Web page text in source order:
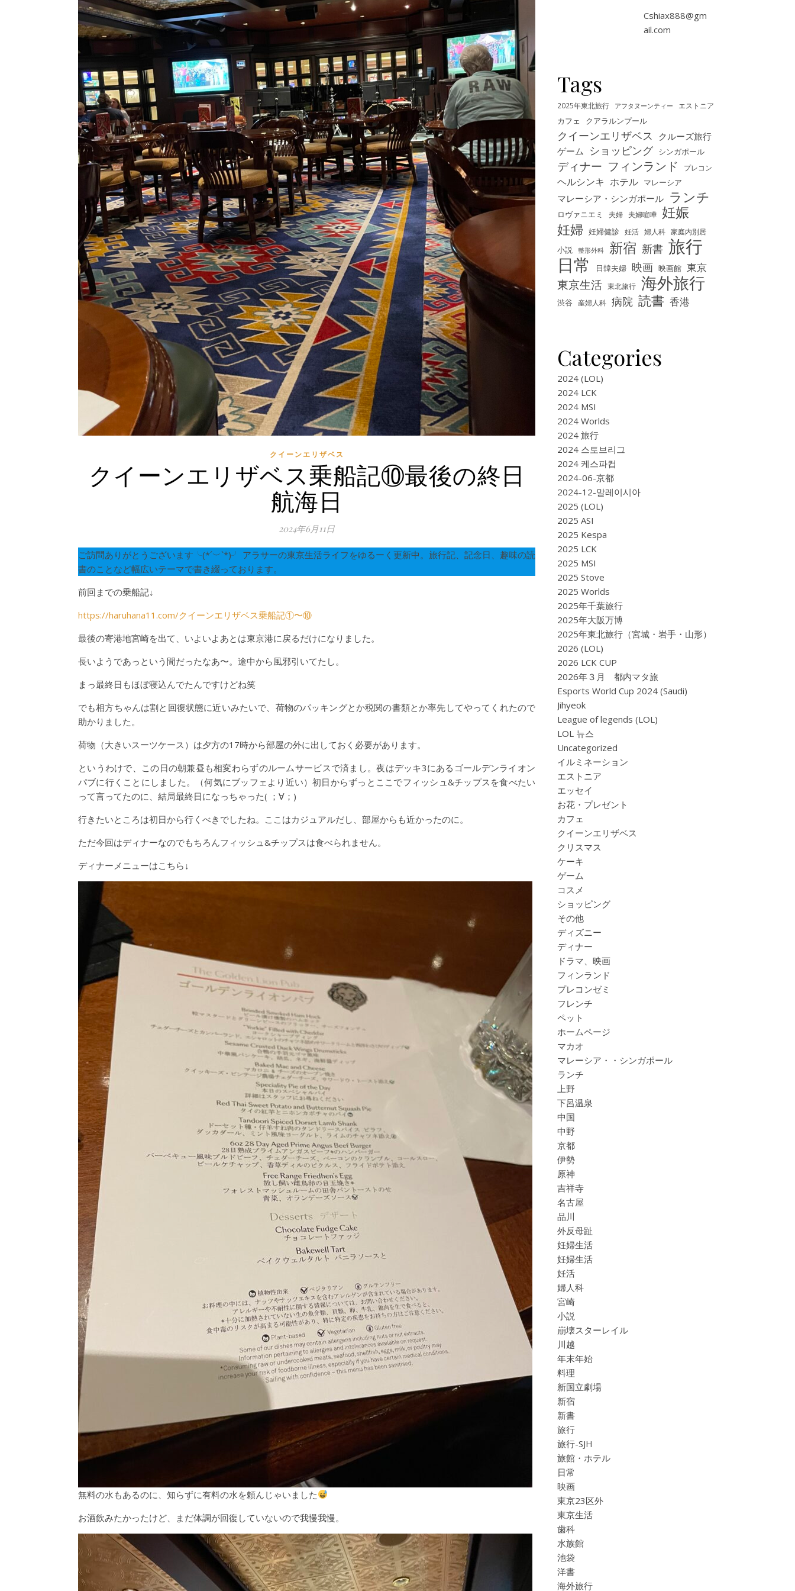
クイーンエリザベス
クイーンエリザベス乗船記⑩最後の終日
航海日
2024年6月11日
ご訪問ありがとうございます╰(*´︶`*)╯ アラサーの東京生活ライフをゆるーく更新中。旅行記、記念日、趣味の読
書のことなど幅広いテーマで書き綴っております。
前回までの乗船記↓
https://haruhana11.com/クイーンエリザベス乗船記①〜⑩
最後の寄港地宮崎を出て、いよいよあとは東京港に戻るだけになりました。
長いようであっという間だったなあ〜。途中から風邪引いてたし。
まっ最終日もほぼ寝込んでたんですけどね笑
でも相方ちゃんは割と回復状態に近いみたいで、荷物のパッキングとか税関の書類とか率先してやってくれたので
助かりました。
荷物（大きいスーツケース）は夕方の17時から部屋の外に出しておく必要があります。
というわけで、この日の朝兼昼も相変わらずのルームサービスで済まし。夜はデッキ3にあるゴールデンライオン
パブに行くことにしました。（何気にブッフェより近い）初日からずっとここでフィッシュ&チップスを食べたい
って言ってたのに、結局最終日になっちゃった( ；∀；)
行きたいところは初日から行くべきでしたね。ここはカジュアルだし、部屋からも近かったのに。
ただ今回はディナーなのでもちろんフィッシュ&チップスは食べられません。
ディナーメニューはこちら↓
無料の水もあるのに、知らずに有料の水を頼んじゃいました
お酒飲みたかったけど、まだ体調が回復していないので我慢我慢。
Cshiax888@gm
ail.com
Tags
2025年東北旅行 アフタヌーンティー エストニア
カフェ クアラルンプール
クイーンエリザベス
クルーズ旅行
ゲーム ショッピング シンガポール
ディナー フィンランド プレコン
ヘルシンキ ホテル マレーシア
マレーシア・シンガポール ランチ
ロヴァニエミ 夫婦 夫婦喧嘩 妊娠
妊婦 妊婦健診 妊活 婦人科 家庭内別居
小説 整形外科 新宿 新書 旅行
日常 日韓夫婦 映画 映画館 東京
東京生活 東北旅行 海外旅行
渋谷 産婦人科 病院 読書 香港
Categories
2024 (LOL)
2024 LCK
2024 MSI
2024 Worlds
2024 旅行
2024 스토브리그
2024 케스파컵
2024-06-京都
2024-12-말레이시아
2025 (LOL)
2025 ASI
2025 Kespa
2025 LCK
2025 MSI
2025 Stove
2025 Worlds
2025年千葉旅行
2025年大阪万博
2025年東北旅行（宮城・岩手・山形）
2026 (LOL)
2026 LCK CUP
2026年３月 都内マタ旅
Esports World Cup 2024 (Saudi)
Jihyeok
League of legends (LOL)
LOL 뉴스
Uncategorized
イルミネーション
エストニア
エッセイ
お花・プレゼント
カフェ
クイーンエリザベス
クリスマス
ケーキ
ゲーム
コスメ
ショッピング
その他
ディズニー
ディナー
ドラマ、映画
フィンランド
プレコンゼミ
フレンチ
ペット
ホームページ
マカオ
マレーシア・・シンガポール
ランチ
上野
下呂温泉
中国
中野
京都
伊勢
原神
吉祥寺
名古屋
品川
外反母趾
妊婦生活
妊婦生活
妊活
婦人科
宮崎
小説
崩壊スターレイル
川越
年末年始
料理
新国立劇場
新宿
新書
旅行
旅行-SJH
旅館・ホテル
日常
映画
東京23区外
東京生活
歯科
水族館
池袋
洋書
海外旅行